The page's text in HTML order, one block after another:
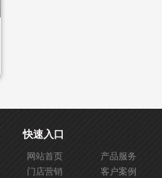
快速入口
网站首页
产品服务
门店营销
客户案例